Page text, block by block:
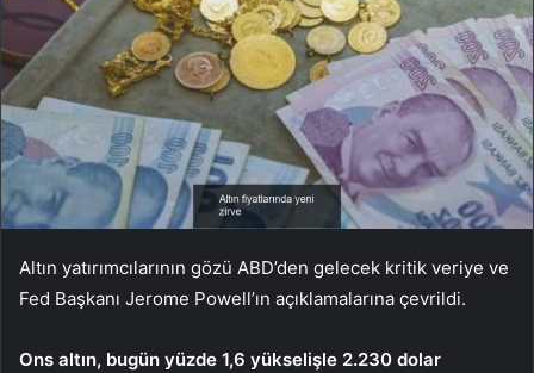
Altın yatırımcılarının gözü ABD’den gelecek kritik veriye ve
Fed Başkanı Jerome Powell’ın açıklamalarına çevrildi.
Ons altın, bugün yüzde 1,6 yükselişle 2.230 dolar